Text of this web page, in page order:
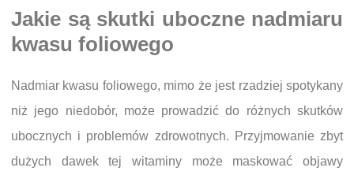
Jakie są skutki uboczne nadmiaru
kwasu foliowego
Nadmiar kwasu foliowego, mimo że jest rzadziej spotykany
niż jego niedobór, może prowadzić do różnych skutków
ubocznych i problemów zdrowotnych. Przyjmowanie zbyt
dużych dawek tej witaminy może maskować objawy